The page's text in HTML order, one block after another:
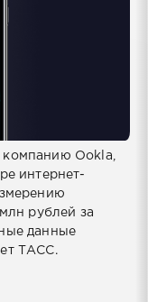
Ookla,
интернет-
рублей за
данные
ТАСС.